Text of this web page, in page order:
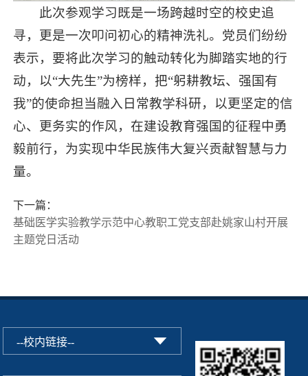
此次参观学习既是一场跨越时空的校史追
寻，更是一次叩问初心的精神洗礼。党员们纷纷
表示，要将此次学习的触动转化为脚踏实地的行
动，以“大先生”为榜样，把“躬耕教坛、强国有
我”的使命担当融入日常教学科研，以更坚定的信
心、更务实的作风，在建设教育强国的征程中勇
毅前行，为实现中华民族伟大复兴贡献智慧与力
量。
下一篇：
基础医学实验教学示范中心教职工党支部赴姚家山村开展
主题党日活动